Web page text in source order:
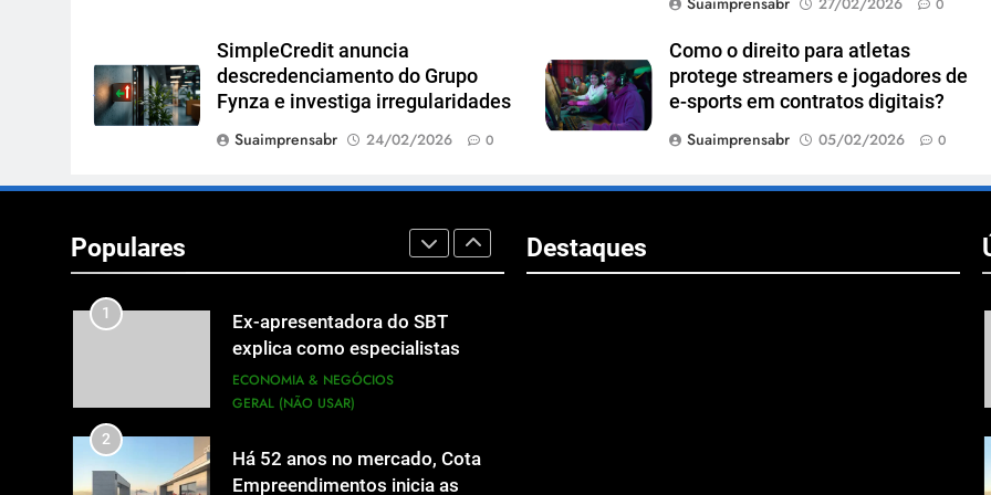
0
SimpleCredit anuncia
descredenciamento do Grupo
Fynza e investiga irregularidades
Suaimprensabr
24/02/2026 0
Como o direito para atletas
protege streamers e jogadores de
e-sports em contratos digitais?
Suaimprensabr
05/02/2026 0
Populares
7
A 6ª edição do Prêmio ACI
OCESC de Jornalismo está com
as inscrições abertas
UTILIDADE PÚBLICA
8
competitivo, médicos apostam
na construção de marca para
1
Ex-apresentadora do SBT
explica como especialistas
viram fonte na mídia
ECONOMIA & NEGÓCIOS
GERAL (NÃO USAR)
2
Há 52 anos no mercado, Cota
Empreendimentos inicia as
Destaques